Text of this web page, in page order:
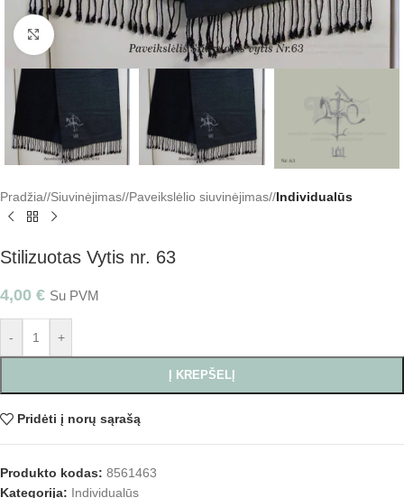
Padidinti
Pradžia/ Siuvinėjimas/ Paveikslėlio siuvinėjimas/ Individualūs
Stilizuotas Vytis nr. 63
4,00 € Su PVM
- +
Į KREPŠELĮ
Pridėti į norų sąrašą
Produkto kodas: 8561463
Kategorija: Individualūs